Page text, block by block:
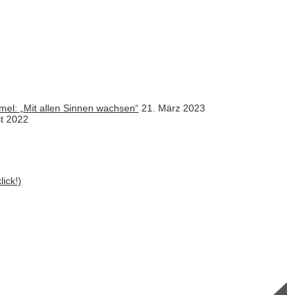
„Mit allen Sinnen wachsen“ 21. März 2023
2022